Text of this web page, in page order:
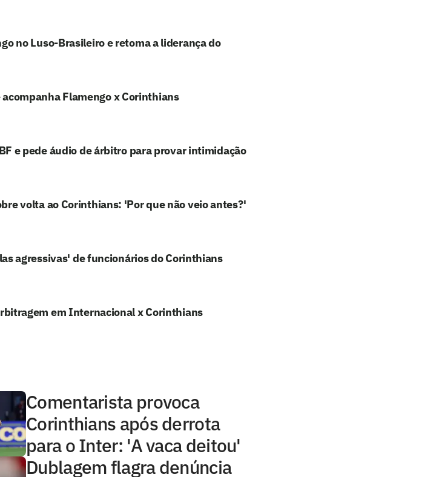
no Luso-Brasileiro e retoma a liderança do
Flamengo x Corinthians
e pede áudio de árbitro para provar intimidação
volta ao Corinthians: 'Por que não veio antes?'
agressivas' de funcionários do Corinthians
em Internacional x Corinthians
Comentarista provoca
Corinthians após derrota
para o Inter: 'A vaca deitou'
Dublagem flagra denúncia